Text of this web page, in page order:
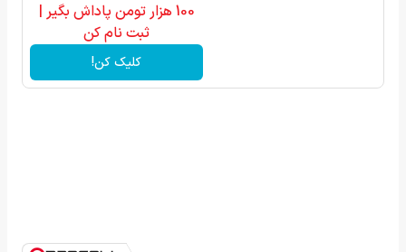
100 هزار تومن پاداش بگیر |
ثبت نام کن
کلیک کن!